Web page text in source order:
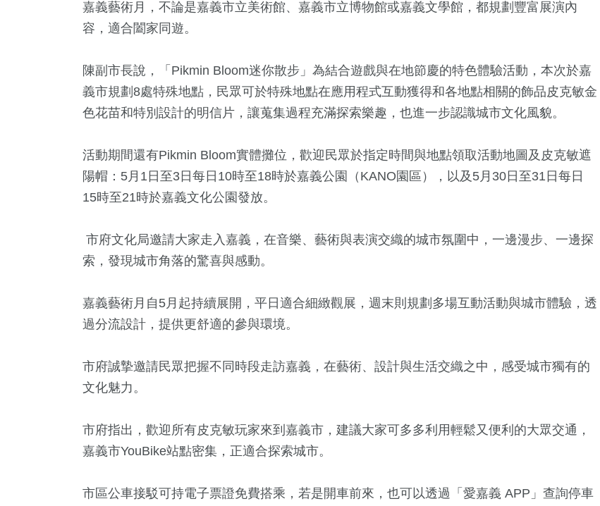
嘉義藝術月，不論是嘉義市立美術館、嘉義市立博物館或嘉義文學館，都規劃豐富展演內
容，適合闔家同遊。
陳副市長說，「Pikmin Bloom迷你散步」為結合遊戲與在地節慶的特色體驗活動，本次於嘉
義市規劃8處特殊地點，民眾可於特殊地點在應用程式互動獲得和各地點相關的飾品皮克敏金
色花苗和特別設計的明信片，讓蒐集過程充滿探索樂趣，也進一步認識城市文化風貌。
活動期間還有Pikmin Bloom實體攤位，歡迎民眾於指定時間與地點領取活動地圖及皮克敏遮
陽帽：5月1日至3日每日10時至18時於嘉義公園（KANO園區），以及5月30日至31日每日
15時至21時於嘉義文化公園發放。
市府文化局邀請大家走入嘉義，在音樂、藝術與表演交織的城市氛圍中，一邊漫步、一邊探
索，發現城市角落的驚喜與感動。
嘉義藝術月自5月起持續展開，平日適合細緻觀展，週末則規劃多場互動活動與城市體驗，透
過分流設計，提供更舒適的參與環境。
市府誠摯邀請民眾把握不同時段走訪嘉義，在藝術、設計與生活交織之中，感受城市獨有的
文化魅力。
市府指出，歡迎所有皮克敏玩家來到嘉義市，建議大家可多多利用輕鬆又便利的大眾交通，
嘉義市YouBike站點密集，正適合探索城市。
市區公車接駁可持電子票證免費搭乘，若是開車前來，也可以透過「愛嘉義 APP」查詢停車
176+
旅遊
宗教
37+
科技新知
127+
專欄
大陸
252+
文教
227+
農業 綜合新聞